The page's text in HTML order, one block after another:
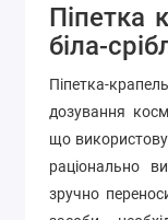
Піпетка
біла-
Піпетка-
дозування
що
раціонально
зручно